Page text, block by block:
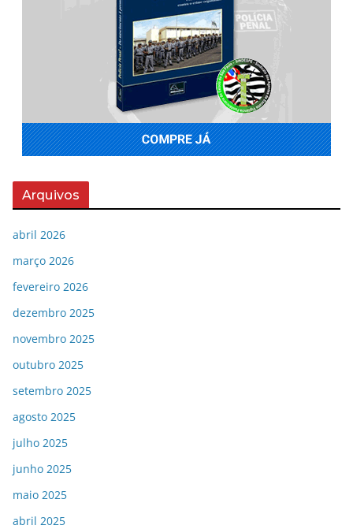
Arquivos
abril 2026
março 2026
fevereiro 2026
dezembro 2025
novembro 2025
outubro 2025
setembro 2025
agosto 2025
julho 2025
junho 2025
maio 2025
abril 2025